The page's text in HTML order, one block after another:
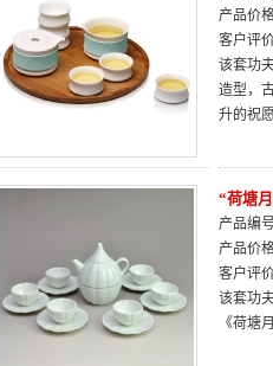
产品价
客户评
该套功
造型，
升的祝
“荷塘
产品编
产品价
客户评
该套功
《荷塘